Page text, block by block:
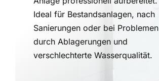
Ideal für Bestandsanlagen, nach
Sanierungen oder bei Problemen
durch Ablagerungen und
verschlechterte Wasserqualität.